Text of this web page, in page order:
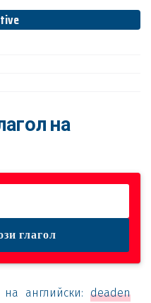
на
английски: deaden